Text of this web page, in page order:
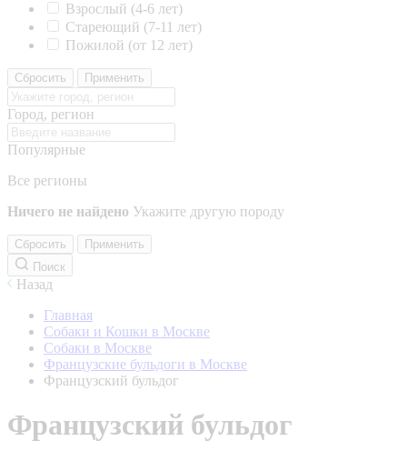
Взрослый (4-6 лет)
Стареющий (7-11 лет)
Пожилой (от 12 лет)
Сбросить Применить
Город, регион
Популярные
Все регионы
Ничего не найдено Укажите другую породу
Сбросить
Применить
Поиск
Назад
Главная
Собаки и Кошки в Москве
Собаки в Москве
Французские бульдоги в Москве
Французский бульдог
Французский бульдог